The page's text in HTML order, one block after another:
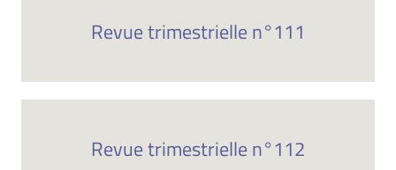
Revue trimestrielle n°111
Revue trimestrielle n°112